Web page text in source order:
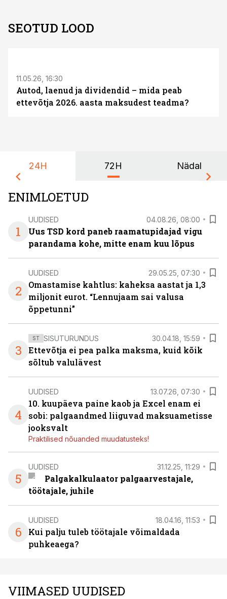
SEOTUD LOOD
11.05.26, 16:30
Autod, laenud ja dividendid – mida peab
ettevõtja 2026. aasta maksudest teadma?
24H 72H Nädal
ENIMLOETUD
1
UUDISED 04.08.26, 08:00
Uus TSD kord paneb raamatupidajad vigu
parandama kohe, mitte enam kuu lõpus
2
UUDISED 29.05.25, 07:30
Omastamise kahtlus: kaheksa aastat ja 1,3
miljonit eurot. “Lennujaam sai valusa
õppetunni”
3
ST SISUTURUNDUS 30.04.18, 15:59
Ettevõtja ei pea palka maksma, kuid kõik
sõltub valulävest
4
UUDISED 13.07.26, 07:30
10. kuupäeva paine kaob ja Excel enam ei
sobi: palgaandmed liiguvad maksuametisse
jooksvalt
Praktilised nõuanded muudatusteks!
5
UUDISED 31.12.25, 11:29
Palgakalkulaator palgaarvestajale,
töötajale, juhile
6
UUDISED 18.04.16, 11:53
Kui palju tuleb töötajale võimaldada
puhkeaega?
VIIMASED UUDISED